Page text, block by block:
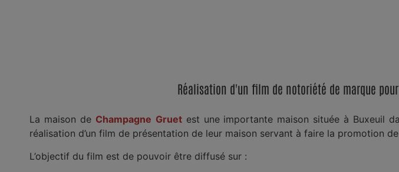
Réalisation d'un film de notoriété de marque
La maison de Champagne Gruetest une importante maison située à Buxeuil
réalisation d’un film de présentation de leur maison servant à faire la promotion
L’objectif du film est de pouvoir être diffusé sur :